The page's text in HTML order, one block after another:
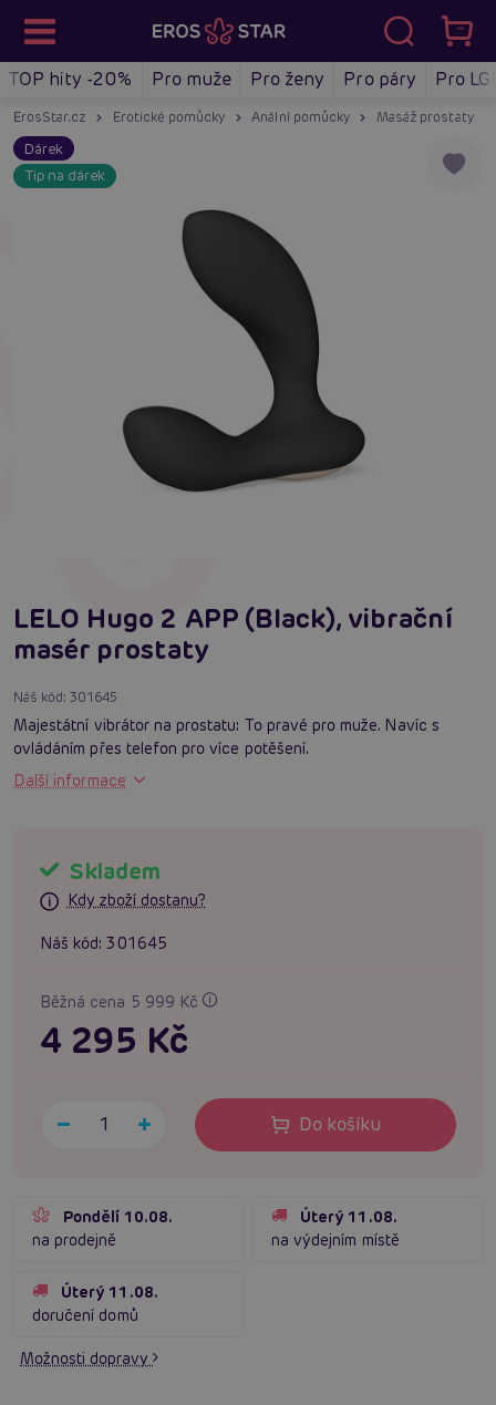
TOP hity -20% Pro muže Pro ženy Pro páry Pro
ErosStar.cz Erotické pomůcky Anální pomůcky Masáž prostaty
Dárek
Tip na dárek
LELO Hugo 2 APP (Black), vibrační
masér prostaty
Náš kód:301645
Majestátní vibrátor na prostatu: To pravé pro muže. Navíc s
ovládáním přes telefon pro více potěšení.
Další informace
Skladem
Kdy zboží dostanu?
Náš kód: 301645
Běžná cena 5 999 Kč
4 295 Kč
Do košíku
Pondělí 10.08.
na prodejně
Úterý 11.08.
na výdejním místě
Úterý 11.08.
doručení domů
Možnosti dopravy